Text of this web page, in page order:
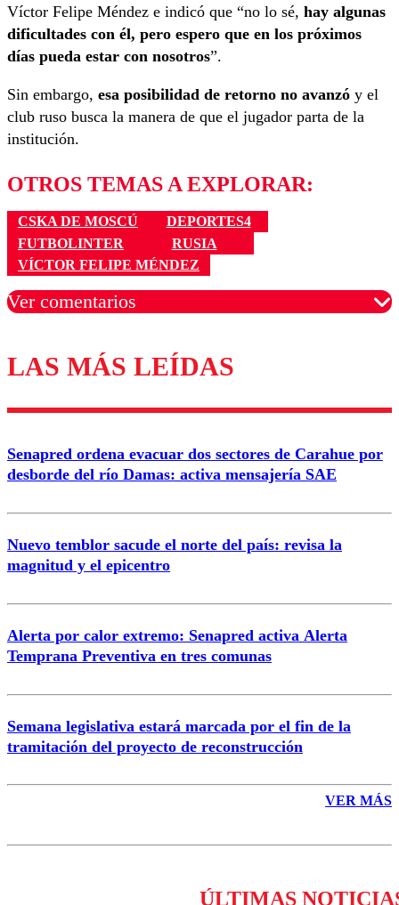
Víctor Felipe Méndez e indicó que “no lo sé, hay algunas
dificultades con él, pero espero que en los próximos
días pueda estar con nosotros”.
Sin embargo, esa posibilidad de retorno no avanzó y el
club ruso busca la manera de que el jugador parta de la
institución.
OTROS TEMAS A EXPLORAR:
CSKA DE MOSCÚ
DEPORTES4
FUTBOLINTER
RUSIA
VÍCTOR FELIPE MÉNDEZ
Ver comentarios
Los comentarios son moderados para garantizar un
diálogo respetuoso.
Correo
LAS MÁS LEÍDAS
Senapred ordena evacuar dos sectores de Carahue por
desborde del río Damas: activa mensajería SAE
Nuevo temblor sacude el norte del país: revisa la
magnitud y el epicentro
Alerta por calor extremo: Senapred activa Alerta
Temprana Preventiva en tres comunas
Semana legislativa estará marcada por el fin de la
tramitación del proyecto de reconstrucción
VER MÁS
ÚLTIMAS